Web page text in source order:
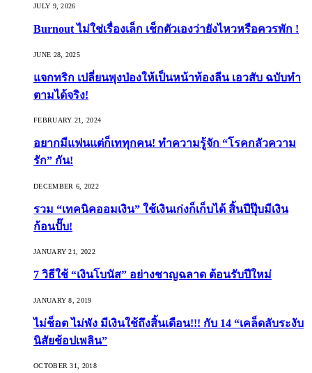
JULY 9, 2026
Burnout ไม่ใช่เรื่องเล็ก เช็กตัวเองว่ายังไหวหรือควรพัก !
JUNE 28, 2025
แจกทริก เปลี่ยนพุงป่องให้เป็นหน้าท้องลีน เอวสับ ฉบับทำ
ตามได้จริง!
FEBRUARY 21, 2024
อยากมีแฟนแต่ก็เททุกคน! ทำความรู้จัก “โรคกลัวความ
รัก” กัน!
DECEMBER 6, 2022
รวม “เทคนิคออมเงิน” ใช้เงินเก่งก็เก็บได้ สิ้นปีปุ๊บมีเงิน
ก้อนปั๊บ!
JANUARY 21, 2022
7 วิธีใช้ “เงินโบนัส” อย่างชาญฉลาด ต้อนรับปีใหม่
JANUARY 8, 2019
ไม่ช็อต ไม่พัง มีเงินใช้ถึงสิ้นเดือน!!! กับ 14 “เคล็ดลับระงับ
นิสัยช้อปเพลิน”
OCTOBER 31, 2018